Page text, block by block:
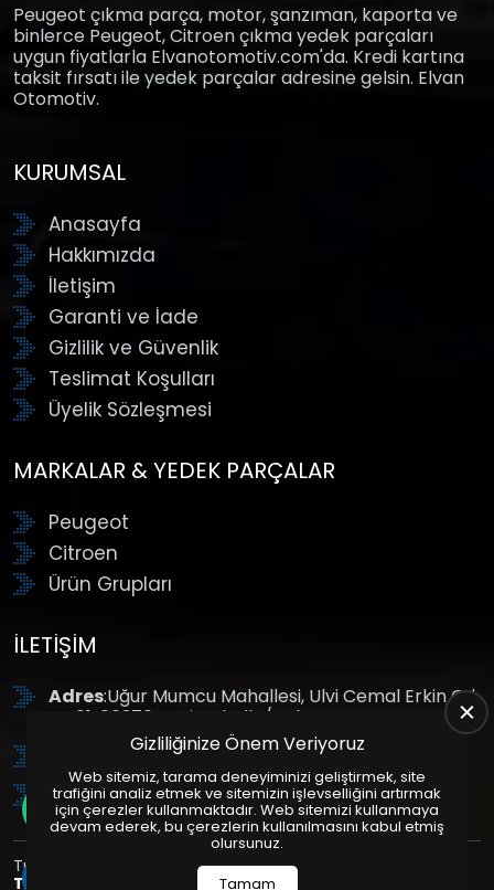
Peugeot çıkma parça, motor, şanzıman, kaporta ve
binlerce Peugeot, Citroen çıkma yedek parçaları
uygun fiyatlarla Elvanotomotiv.com'da. Kredi kartına
taksit fırsatı ile yedek parçalar adresine gelsin. Elvan
Otomotiv.
KURUMSAL
Anasayfa
Hakkımızda
İletişim
Garanti ve İade
Gizlilik ve Güvenlik
Teslimat Koşulları
Üyelik Sözleşmesi
MARKALAR & YEDEK PARÇALAR
Peugeot
Citroen
Ürün Grupları
İLETIŞIM
Adres:Uğur Mumcu Mahallesi, Ulvi Cemal Erkin Cd.
No:61, 06370 Yenimahalle/Ankara
: +90 (312) 354 8888
GSM: +90 (532) 343 4085
Tüm Hakları Saklıdır. | Bu site Us Yazılım
Tasarım
Paketleri ile Hazırlanmıştır. © 2025
Gizliliğinize Önem Veriyoruz
Web sitemiz, tarama deneyiminizi geliştirmek, site
trafiğini analiz etmek ve sitemizin işlevselliğini artırmak
için çerezler kullanmaktadır. Web sitemizi kullanmaya
devam ederek, bu çerezlerin kullanılmasını kabul etmiş
olursunuz.
Tamam